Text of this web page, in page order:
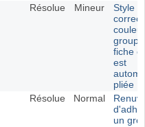
Résolue Mineur
Style
fiche
est
pliée
Résolue Normal
un